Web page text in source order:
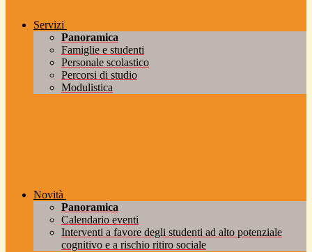
Servizi
Panoramica
Famiglie e studenti
Personale scolastico
Percorsi di studio
Modulistica
Novità
Panoramica
Calendario eventi
Interventi a favore degli studenti ad alto potenziale
cognitivo e a rischio ritiro sociale